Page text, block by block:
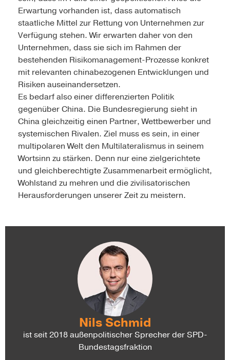
Erwartung vorhanden ist, dass automatisch
staatliche Mittel zur Rettung von Unternehmen zur
Verfügung stehen. Wir erwarten daher von den
Unternehmen, dass sie sich im Rahmen der
bestehenden Risikomanagement-Prozesse konkret
mit relevanten chinabezogenen Entwicklungen und
Risiken auseinandersetzen.
Es bedarf also einer differenzierten Politik
gegenüber China. Die Bundesregierung sieht in
China gleichzeitig einen Partner, Wettbewerber und
systemischen Rivalen. Ziel muss es sein, in einer
multipolaren Welt den Multilateralismus in seinem
Wortsinn zu stärken. Denn nur eine zielgerichtete
und gleichberechtigte Zusammenarbeit ermöglicht,
Wohlstand zu mehren und die zivilisatorischen
Herausforderungen unserer Zeit zu meistern.
Nils Schmid
ist seit 2018 außenpolitischer Sprecher der SPD-
Bundestagsfraktion